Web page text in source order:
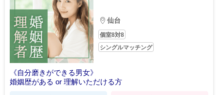
仙台
個室8対8
シングルマッチング
《自分磨きができる男女》
婚姻歴がある or 理解いただける方